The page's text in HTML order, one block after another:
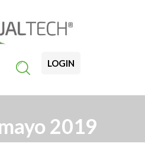
LOGIN
2019